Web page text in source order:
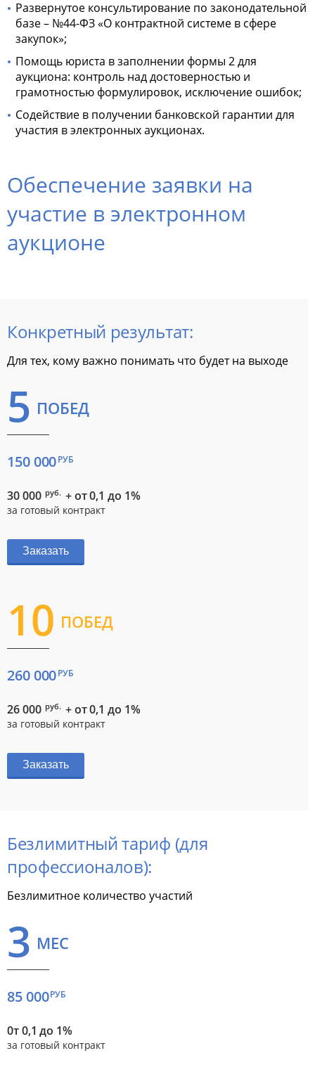
Развернутое консультирование по законодательной
базе – №44-ФЗ «О контрактной системе в сфере
закупок»;
Помощь юриста в заполнении формы 2 для
аукциона: контроль над достоверностью и
грамотностью формулировок, исключение ошибок;
Содействие в получении банковской гарантии для
участия в электронных аукционах.
Обеспечение заявки на
участие в электронном
аукционе
Конкретный результат:
Для тех, кому важно понимать что будет на выходе
5 ПОБЕД
150 000РУБ
30 000 руб. + от 0,1 до 1%
за готовый контракт
Заказать
10 ПОБЕД
260 000РУБ
26 000 руб. + от 0,1 до 1%
за готовый контракт
Заказать
Безлимитный тариф (для
профессионалов):
Безлимитное количество участий
3 МЕС
85 000РУБ
0т 0,1 до 1%
за готовый контракт